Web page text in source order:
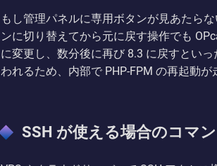
もし管理パネルに専用ボタンが見あたら
ンに切り替えてから元に戻す操作でも
に変更し、数分後に再び 8.3 に戻すとい
われるため、内部で PHP-FPM の再起動
SSH が使える場合のコマ